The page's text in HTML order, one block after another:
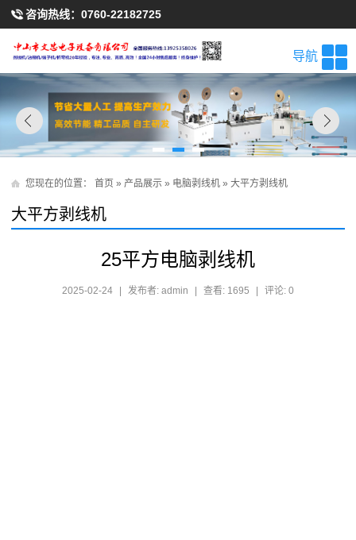
咨询热线： 0760-22182725
导航
您现在的位置： 首页 » 产品展示 » 电脑剥线机 » 大平方剥线机
大平方剥线机
25平方电脑剥线机
2025-02-24 | 发布者: admin | 查看: 1695 | 评论: 0